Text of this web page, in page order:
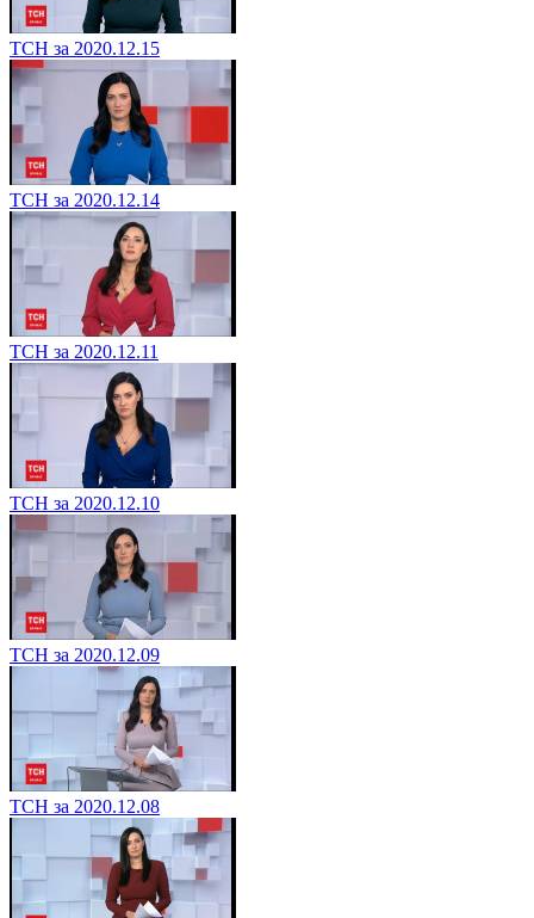
ТСН за 2020.12.15
ТСН за 2020.12.14
ТСН за 2020.12.11
ТСН за 2020.12.10
ТСН за 2020.12.09
ТСН за 2020.12.08